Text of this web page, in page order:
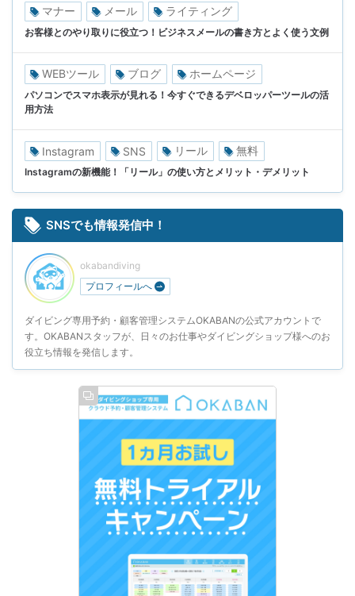
マナー メール ライティング
お客様とのやり取りに役立つ！ビジネスメールの書き方とよく使う文例
WEBツール ブログ ホームページ
パソコンでスマホ表示が見れる！今すぐできるデベロッパーツールの活
用方法
Instagram SNS リール 無料
Instagramの新機能！「リール」の使い方とメリット・デメリット
SNSでも情報発信中！
okabandiving
プロフィールへ
ダイビング専用予約・顧客管理システムOKABANの公式アカウントで
す。OKABANスタッフが、日々のお仕事やダイビングショップ様へのお
役立ち情報を発信します。